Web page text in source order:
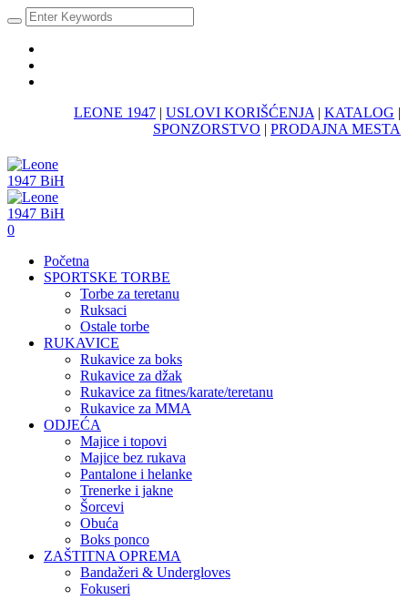
LEONE 1947 | USLOVI KORIŠĆENJA | KATALOG |
SPONZORSTVO | PRODAJNA MESTA
0
Početna
SPORTSKE TORBE
Torbe za teretanu
Ruksaci
Ostale torbe
RUKAVICE
Rukavice za boks
Rukavice za džak
Rukavice za fitnes/karate/teretanu
Rukavice za MMA
ODJEĆA
Majice i topovi
Majice bez rukava
Pantalone i helanke
Trenerke i jakne
Šorcevi
Obuća
Boks ponco
ZAŠTITNA OPREMA
Bandažeri & Undergloves
Fokuseri